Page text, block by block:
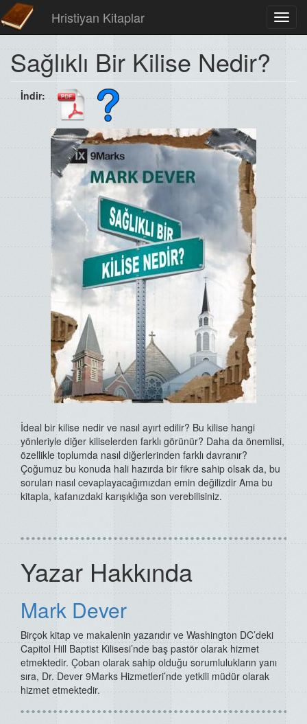
Hristiyan Kitaplar
Sağlıklı Bir Kilise Nedir?
İndir:
İdeal bir kilise nedir ve nasıl ayırt edilir? Bu kilise hangi
yönleriyle diğer kiliselerden farklı görünür? Daha da önemlisi,
özellikle toplumda nasıl diğerlerinden farklı davranır?
Çoğumuz bu konuda hali hazırda bir fikre sahip olsak da, bu
soruları nasıl cevaplayacağımızdan emin değilizdir Ama bu
kitapla, kafanızdaki karışıklığa son verebilisiniz.
Yazar Hakkında
Mark Dever
Birçok kitap ve makalenin yazarıdır ve Washington DC’deki
Capitol Hill Baptist Kilisesi’nde baş pastör olarak hizmet
etmektedir. Çoban olarak sahip olduğu sorumlulukların yanı
sıra, Dr. Dever 9Marks Hizmetleri’nde yetkili müdür olarak
hizmet etmektedir.